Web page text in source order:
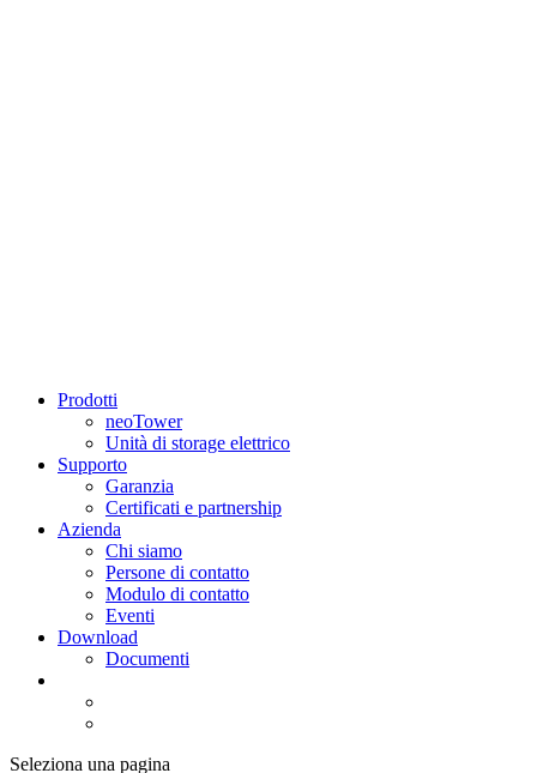
Prodotti
neoTower
Unità di storage elettrico
Supporto
Garanzia
Certificati e partnership
Azienda
Chi siamo
Persone di contatto
Modulo di contatto
Eventi
Download
Documenti
Seleziona una pagina